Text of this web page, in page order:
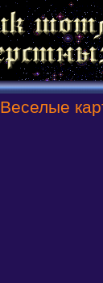
Веселые